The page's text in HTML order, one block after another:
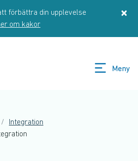
förbättra din upplevelse
om kakor
×
Meny
Integration